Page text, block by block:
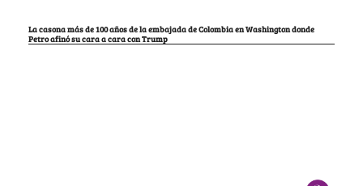
La casona más de 100 años de la embajada de Colombia en Washington donde
Petro afinó su cara a cara con Trump